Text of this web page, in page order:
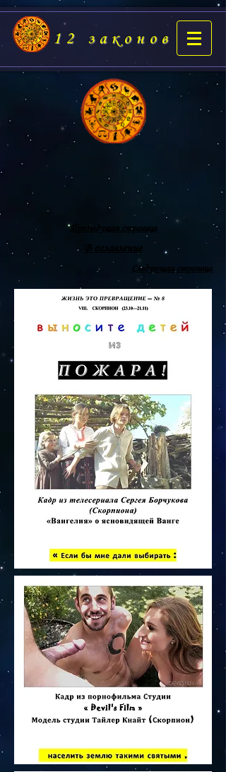
12 законов
Предыдущая страница
В оглавление
Следующая страница